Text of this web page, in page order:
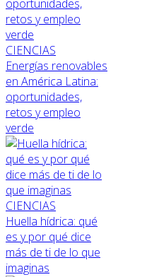
CIENCIAS
Energías renovables
en América Latina:
oportunidades,
retos y empleo
verde
CIENCIAS
Huella hídrica: qué
es y por qué dice
más de ti de lo que
imaginas